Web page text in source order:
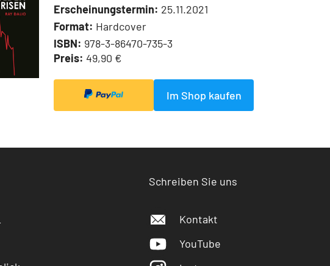
Erscheinungstermin: 25.11.2021
Format: Hardcover
ISBN: 978-3-86470-735-3
Preis: 49,90 €
Im Shop kaufen
Schreiben Sie uns
Kontakt
YouTube